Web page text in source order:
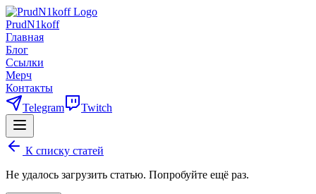
PrudN1koff
Главная
Блог
Ссылки
Мерч
Контакты
Telegram
Twitch
К списку статей
Не удалось загрузить статью. Попробуйте ещё раз.